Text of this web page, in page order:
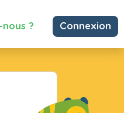
nous ? Connexion